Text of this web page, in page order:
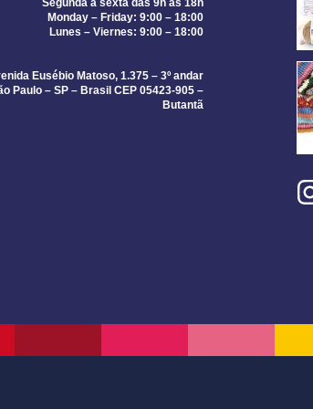
Monday – Friday: 9:00 – 18:00
Lunes – Viernes: 9:00 – 18:00
Eusébio Matoso, 1.375 – 3º andar
Paulo – SP – Brasil CEP 05423-905 –
Butantã